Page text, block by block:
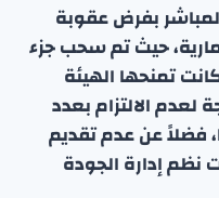
بفرض عقوبة
حيث تم سحب جزء
تمنحها الهيئة
لعدم الالتزام بعدد
فضلاً عن عدم تقديم
نظم إدارة الجودة